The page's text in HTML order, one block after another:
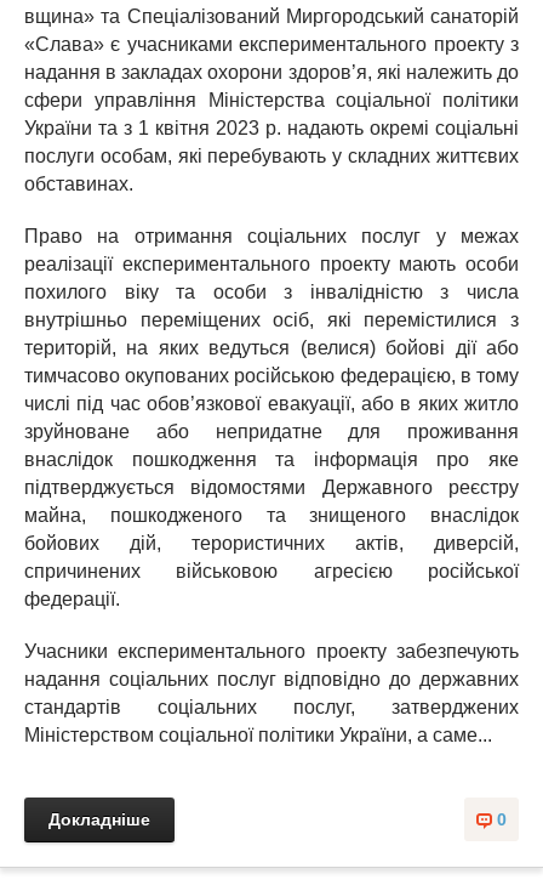
вщина» та Спеціалізований Миргородський санаторій
«Слава» є учасниками експериментального проекту з
надання в закладах охорони здоров’я, які належить до
сфери управління Міністерства соціальної політики
України та з 1 квітня 2023 р. надають окремі соціальні
послуги особам, які перебувають у складних життєвих
обставинах.
Право на отримання соціальних послуг у межах
реалізації експериментального проекту мають особи
похилого віку та особи з інвалідністю з числа
внутрішньо переміщених осіб, які перемістилися з
територій, на яких ведуться (велися) бойові дії або
тимчасово окупованих російською федерацією, в тому
числі під час обов’язкової евакуації, або в яких житло
зруйноване або непридатне для проживання
внаслідок пошкодження та інформація про яке
підтверджується відомостями Державного реєстру
майна, пошкодженого та знищеного внаслідок
бойових дій, терористичних актів, диверсій,
спричинених військовою агресією російської
федерації.
Учасники експериментального проекту забезпечують
надання соціальних послуг відповідно до державних
стандартів соціальних послуг, затверджених
Міністерством соціальної політики України, а саме...
0
Докладніше